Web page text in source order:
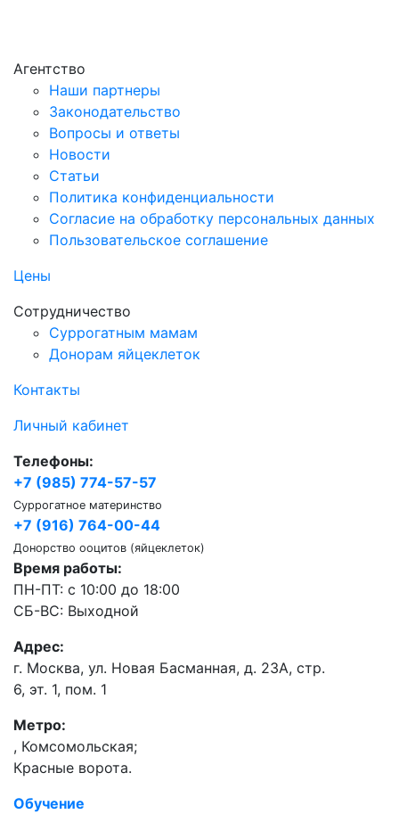
Агентство
Наши партнеры
Законодательство
Вопросы и ответы
Новости
Статьи
Политика конфиденциальности
Согласие на обработку персональных данных
Пользовательское соглашение
Цены
Сотрудничество
Суррогатным мамам
Донорам яйцеклеток
Контакты
Личный кабинет
Телефоны:
+7 (985) 774-57-57
Суррогатное материнство
+7 (916) 764-00-44
Донорство ооцитов (яйцеклеток)
Время работы:
ПН-ПТ: с 10:00 до 18:00
СБ-ВС: Выходной
Адрес:
г. Москва, ул. Новая Басманная, д. 23А, стр.
6, эт. 1, пом. 1
Метро:
, Комсомольская;
Красные ворота.
Обучение